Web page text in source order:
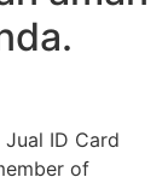
ID Card
of